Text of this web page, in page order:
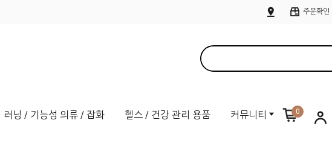
주문확인
러닝 / 기능성 의류 / 잡화 헬스 / 건강 관리 용품 커뮤니티 0